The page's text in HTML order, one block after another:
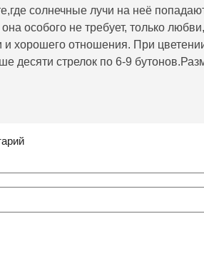
солнечные лучи на неё
особого не требует, только любви,
и хорошего отношения. При
десяти стрелок по 6-9